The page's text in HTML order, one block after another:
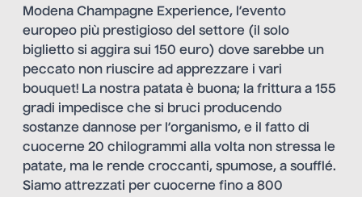
Modena Champagne Experience, l’evento
europeo più prestigioso del settore (il solo
biglietto si aggira sui 150 euro) dove sarebbe un
peccato non riuscire ad apprezzare i vari
bouquet! La nostra patata è buona; la frittura a 155
gradi impedisce che si bruci producendo
sostanze dannose per l’organismo, e il fatto di
cuocerne 20 chilogrammi alla volta non stressa le
patate, ma le rende croccanti, spumose, a soufflé.
Siamo attrezzati per cuocerne fino a 800